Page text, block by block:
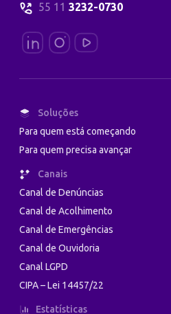
55 11 3232-0730
Soluções
Para quem está começando
Para quem precisa avançar
Canais
Canal de Denúncias
Canal de Acolhimento
Canal de Emergências
Canal de Ouvidoria
Canal LGPD
CIPA – Lei 14457/22
Estatísticas